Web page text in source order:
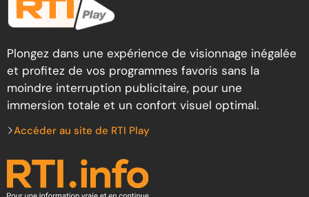
Plongez dans une expérience de visionnage inégalée
et profitez de vos programmes favoris sans la
moindre interruption publicitaire, pour une
immersion totale et un confort visuel optimal.
Accéder au site de RTI Play